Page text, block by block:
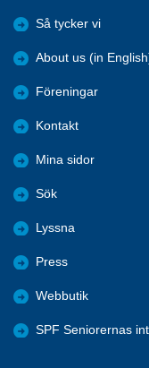
Så tycker vi
About us (in
Föreningar
Kontakt
Mina sidor
Sök
Lyssna
Press
Webbutik
SPF Seniorernas